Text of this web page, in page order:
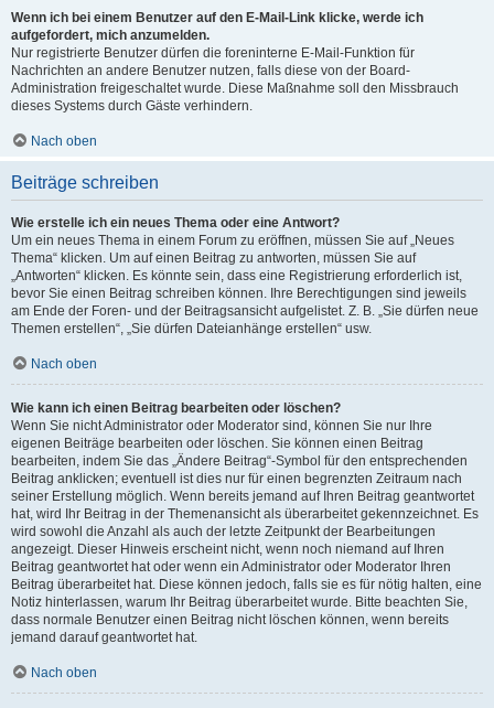
Wenn ich bei einem Benutzer auf den E-Mail-Link klicke, werde ich
aufgefordert, mich anzumelden.
Nur registrierte Benutzer dürfen die foreninterne E-Mail-Funktion für
Nachrichten an andere Benutzer nutzen, falls diese von der Board-
Administration freigeschaltet wurde. Diese Maßnahme soll den Missbrauch
dieses Systems durch Gäste verhindern.
Nach oben
Beiträge schreiben
Wie erstelle ich ein neues Thema oder eine Antwort?
Um ein neues Thema in einem Forum zu eröffnen, müssen Sie auf „Neues
Thema“ klicken. Um auf einen Beitrag zu antworten, müssen Sie auf
„Antworten“ klicken. Es könnte sein, dass eine Registrierung erforderlich ist,
bevor Sie einen Beitrag schreiben können. Ihre Berechtigungen sind jeweils
am Ende der Foren- und der Beitragsansicht aufgelistet. Z. B. „Sie dürfen neue
Themen erstellen“, „Sie dürfen Dateianhänge erstellen“ usw.
Nach oben
Wie kann ich einen Beitrag bearbeiten oder löschen?
Wenn Sie nicht Administrator oder Moderator sind, können Sie nur Ihre
eigenen Beiträge bearbeiten oder löschen. Sie können einen Beitrag
bearbeiten, indem Sie das „Ändere Beitrag“-Symbol für den entsprechenden
Beitrag anklicken; eventuell ist dies nur für einen begrenzten Zeitraum nach
seiner Erstellung möglich. Wenn bereits jemand auf Ihren Beitrag geantwortet
hat, wird Ihr Beitrag in der Themenansicht als überarbeitet gekennzeichnet. Es
wird sowohl die Anzahl als auch der letzte Zeitpunkt der Bearbeitungen
angezeigt. Dieser Hinweis erscheint nicht, wenn noch niemand auf Ihren
Beitrag geantwortet hat oder wenn ein Administrator oder Moderator Ihren
Beitrag überarbeitet hat. Diese können jedoch, falls sie es für nötig halten, eine
Notiz hinterlassen, warum Ihr Beitrag überarbeitet wurde. Bitte beachten Sie,
dass normale Benutzer einen Beitrag nicht löschen können, wenn bereits
jemand darauf geantwortet hat.
Nach oben